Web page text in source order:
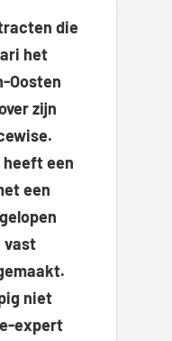
die
het
Oosten
zijn
een
een
vast
niet
expert